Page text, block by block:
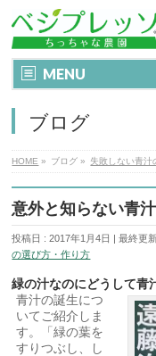
MENU
ブログ
HOME » ブログ » 失敗しない青汁
意外と知らない青
投稿日 : 2017年1月4日 最終更
の選び方・作り方
緑の汁なのにどうして青
青汁の誕生につ
いてご紹介しま
す。「緑の葉を
すりつぶし、し